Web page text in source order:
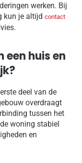
werken. Bij
kun je altijd contact
een huis en
deel van de
overdraagt
tussen het
woning stabiel
en